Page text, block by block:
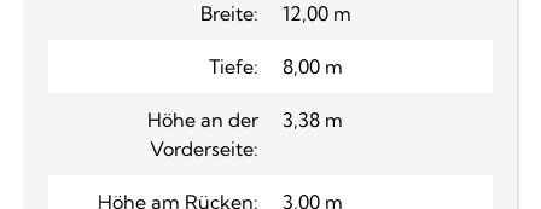
Breite: 12,00 m
Tiefe: 8,00 m
Höhe an der
Vorderseite:
3,38 m
Höhe am Rücken: 3,00 m